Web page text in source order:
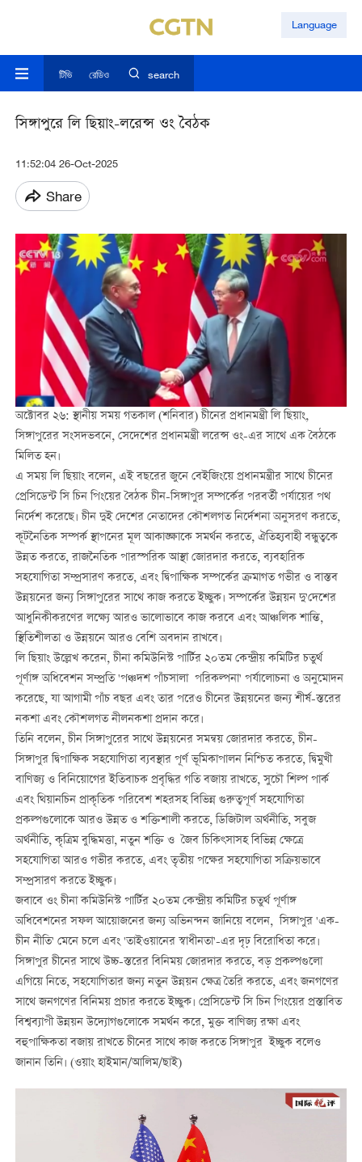
Language
টিভি রেডিও search
সিঙ্গাপুরে লি ছিয়াং-লরেন্স ওং বৈঠক
11:52:04 26-Oct-2025
Share
অক্টোবর ২৬: স্থানীয় সময় গতকাল (শনিবার) চীনের প্রধানমন্ত্রী লি ছিয়াং,
সিঙ্গাপুরের সংসদভবনে, সেদেশের প্রধানমন্ত্রী লরেন্স ওং-এর সাথে এক বৈঠকে
মিলিত হন।
এ সময় লি ছিয়াং বলেন, এই বছরের জুনে বেইজিংয়ে প্রধানমন্ত্রীর সাথে চীনের
প্রেসিডেন্ট সি চিন পিংয়ের বৈঠক চীন-সিঙ্গাপুর সম্পর্কের পরবর্তী পর্যায়ের পথ
নির্দেশ করেছে। চীন দুই দেশের নেতাদের কৌশলগত নির্দেশনা অনুসরণ করতে,
কূটনৈতিক সম্পর্ক স্থাপনের মূল আকাঙ্ক্ষাকে সমর্থন করতে, ঐতিহ্যবাহী বন্ধুত্বকে
উন্নত করতে, রাজনৈতিক পারস্পরিক আস্থা জোরদার করতে, ব্যবহারিক
সহযোগিতা সম্প্রসারণ করতে, এবং দ্বিপাক্ষিক সম্পর্কের ক্রমাগত গভীর ও বাস্তব
উন্নয়নের জন্য সিঙ্গাপুরের সাথে কাজ করতে ইচ্ছুক। সম্পর্কের উন্নয়ন দু'দেশের
আধুনিকীকরণের লক্ষ্যে আরও ভালোভাবে কাজ করবে এবং আঞ্চলিক শান্তি,
স্থিতিশীলতা ও উন্নয়নে আরও বেশি অবদান রাখবে।
লি ছিয়াং উল্লেখ করেন, চীনা কমিউনিস্ট পার্টির ২০তম কেন্দ্রীয় কমিটির চতুর্থ
পূর্ণাঙ্গ অধিবেশন সম্প্রতি 'পঞ্চদশ পাঁচসালা পরিকল্পনা' পর্যালোচনা ও অনুমোদন
করেছে, যা আগামী পাঁচ বছর এবং তার পরেও চীনের উন্নয়নের জন্য শীর্ষ-স্তরের
নকশা এবং কৌশলগত নীলনকশা প্রদান করে।
তিনি বলেন, চীন সিঙ্গাপুরের সাথে উন্নয়নের সমন্বয় জোরদার করতে, চীন-
সিঙ্গাপুর দ্বিপাক্ষিক সহযোগিতা ব্যবস্থার পূর্ণ ভূমিকাপালন নিশ্চিত করতে, দ্বিমুখী
বাণিজ্য ও বিনিয়োগের ইতিবাচক প্রবৃদ্ধির গতি বজায় রাখতে, সুচৌ শিল্প পার্ক
এবং থিয়ানচিন প্রাকৃতিক পরিবেশ শহরসহ বিভিন্ন গুরুত্বপূর্ণ সহযোগিতা
প্রকল্পগুলোকে আরও উন্নত ও শক্তিশালী করতে, ডিজিটাল অর্থনীতি, সবুজ
অর্থনীতি, কৃত্রিম বুদ্ধিমত্তা, নতুন শক্তি ও জৈব চিকিৎসাসহ বিভিন্ন ক্ষেত্রে
সহযোগিতা আরও গভীর করতে, এবং তৃতীয় পক্ষের সহযোগিতা সক্রিয়ভাবে
সম্প্রসারণ করতে ইচ্ছুক।
জবাবে ওং চীনা কমিউনিস্ট পার্টির ২০তম কেন্দ্রীয় কমিটির চতুর্থ পূর্ণাঙ্গ
অধিবেশনের সফল আয়োজনের জন্য অভিনন্দন জানিয়ে বলেন, সিঙ্গাপুর 'এক-
চীন নীতি' মেনে চলে এবং 'তাইওয়ানের স্বাধীনতা'-এর দৃঢ় বিরোধিতা করে।
সিঙ্গাপুর চীনের সাথে উচ্চ-স্তরের বিনিময় জোরদার করতে, বড় প্রকল্পগুলো
এগিয়ে নিতে, সহযোগিতার জন্য নতুন উন্নয়ন ক্ষেত্র তৈরি করতে, এবং জনগণের
সাথে জনগণের বিনিময় প্রচার করতে ইচ্ছুক। প্রেসিডেন্ট সি চিন পিংয়ের প্রস্তাবিত
বিশ্বব্যাপী উন্নয়ন উদ্যোগগুলোকে সমর্থন করে, মুক্ত বাণিজ্য রক্ষা এবং
বহুপাক্ষিকতা বজায় রাখতে চীনের সাথে কাজ করতে সিঙ্গাপুর ইচ্ছুক বলেও
জানান তিনি। (ওয়াং হাইমান/আলিম/ছাই)